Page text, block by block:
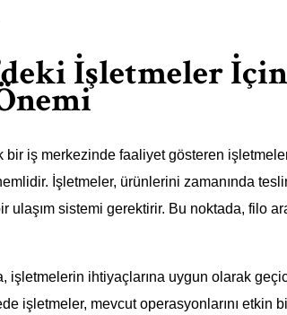
İşletmeler
bir iş merkezinde faaliyet gösteren
İşletmeler, ürünlerini zamanında
ulaşım sistemi gerektirir. Bu noktada, filo
işletmelerin ihtiyaçlarına uygun olarak
işletmeler, mevcut operasyonlarını etkin